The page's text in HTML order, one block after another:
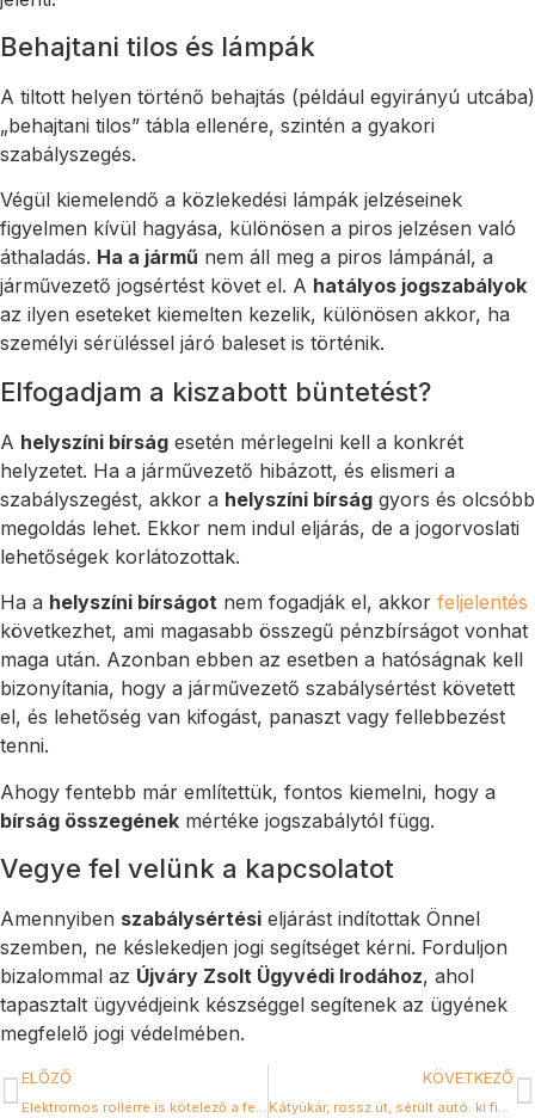
Behajtani tilos és lámpák
A tiltott helyen történő behajtás (például egyirányú utcába)
„behajtani tilos” tábla ellenére, szintén a gyakori
szabályszegés.
Végül kiemelendő a közlekedési lámpák jelzéseinek
figyelmen kívül hagyása, különösen a piros jelzésen való
áthaladás. Ha a jármű nem áll meg a piros lámpánál, a
járművezető jogsértést követ el. A hatályos jogszabályok
az ilyen eseteket kiemelten kezelik, különösen akkor, ha
személyi sérüléssel járó baleset is történik.
Elfogadjam a kiszabott büntetést?
A helyszíni bírság esetén mérlegelni kell a konkrét
helyzetet. Ha a járművezető hibázott, és elismeri a
szabályszegést, akkor a helyszíni bírság gyors és olcsóbb
megoldás lehet. Ekkor nem indul eljárás, de a jogorvoslati
lehetőségek korlátozottak.
Ha a helyszíni bírságot nem fogadják el, akkor feljelentés
következhet, ami magasabb összegű pénzbírságot vonhat
maga után. Azonban ebben az esetben a hatóságnak kell
bizonyítania, hogy a járművezető szabálysértést követett
el, és lehetőség van kifogást, panaszt vagy fellebbezést
tenni.
Ahogy fentebb már említettük, fontos kiemelni, hogy a
bírság összegének mértéke jogszabálytól függ.
Vegye fel velünk a kapcsolatot
Amennyiben szabálysértési eljárást indítottak Önnel
szemben, ne késlekedjen jogi segítséget kérni. Forduljon
bizalommal az Újváry Zsolt Ügyvédi Irodához, ahol
tapasztalt ügyvédjeink készséggel segítenek az ügyének
megfelelő jogi védelmében.
ELŐZŐ
Elektromos rollerre is kötelező a felelősség biztosítás július 16-tól
KÖVETKEZŐ
Kátyúkár, rossz út, sérült autó: ki fizeti a javítást?